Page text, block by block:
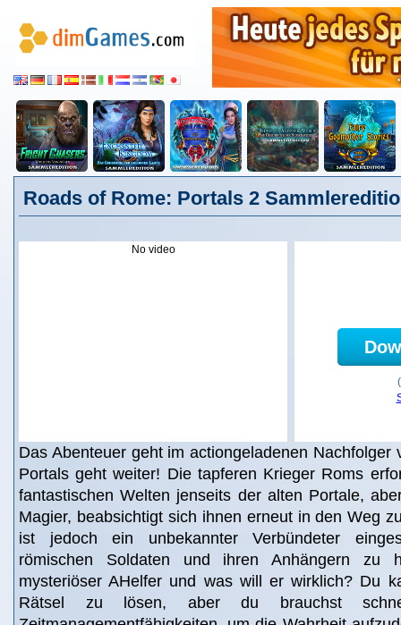
Roads of Rome: Portals 2
No video
Das Abenteuer geht im actiongeladenen Nachfolger
Portals geht weiter! Die tapferen Krieger Roms
fantastischen Welten jenseits der alten Portale,
Magier, beabsichtigt sich ihnen erneut in den Weg
ist jedoch ein unbekannter Verbündeter
römischen Soldaten und ihren Anhängern zu
mysteriöser AHelfer und was will er wirklich? Du
Rätsel zu lösen, aber du brauchst